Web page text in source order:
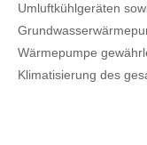
Umluftkühlgeräten
Wärmepumpe
Klimatisierung des